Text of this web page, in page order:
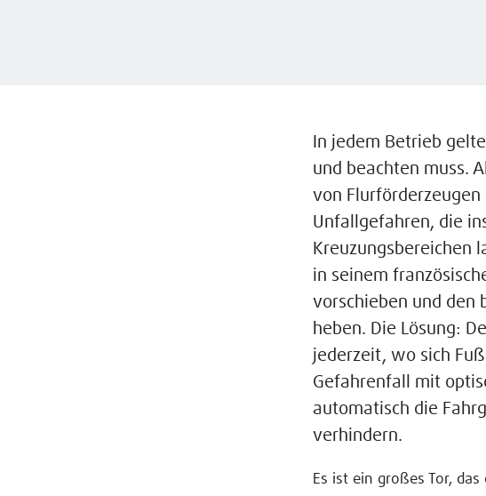
In jedem Betrieb
und beachten muss.
von Flurförderzeugen
Unfallgefahren, die
Kreuzungsbereichen
in seinem
vorschieben und den
heben. Die Lösung:
jederzeit, wo sich
Gefahrenfall mit
automatisch die
verhindern.
Es ist ein großes Tor,